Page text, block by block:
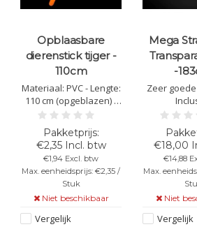
Opblaasbare
dierenstick tijger -
110cm
Materiaal: PVC - Lengte:
110 cm (opgeblazen) -
Makkelijk opblazen
dankzij het tuitje
€2,35 Incl. btw
€1,94 Excl. btw
Max. eenheidsprijs: €2,35 /
Stuk
Niet beschikbaar
Vergelijk
Mega
-
Zeer
€18,00
€14,88
Max.
Niet
Vergelijk